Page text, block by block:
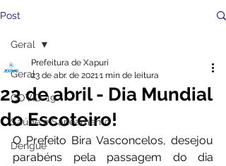
Post
Geral
COVID-19
Saúde e Saneamento
Dengue
Geral
23 de abril - Dia Mundial
do Escoteiro!
Prefeitura de Xapuri
23 de abr. de 20211 min de leitura
O Prefeito Bira Vasconcelos, desejou
parabéns pela passagem do dia